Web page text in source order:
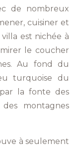
de nombreux
cuisiner et
est nichée à
le coucher
Au fond du
turquoise du
la fonte des
montagnes
à seulement